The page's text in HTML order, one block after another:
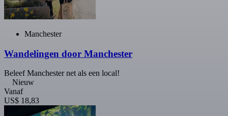
Manchester
Wandelingen door Manchester
Beleef Manchester net als een local!
Nieuw
Vanaf
US$ 18,83